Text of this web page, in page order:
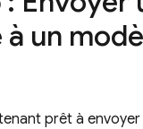
un
prêt à